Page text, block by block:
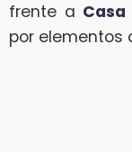
frente a
por elementos